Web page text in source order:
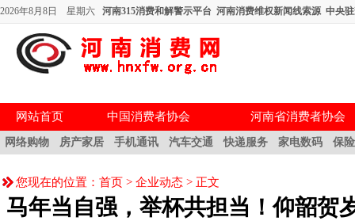
2026年8月8日 星期六 河南315消费和解警示平台 河南消费维权新闻线索源 中央
网站首页 中国消费者协会 河南省消费者协会
网络购物 房产家居 手机通讯 汽车交通 快递服务 家电数码 保
您现在的位置： 首页 > 企业动态 > 正文
马年当自强，举杯共担当！仰韶贺